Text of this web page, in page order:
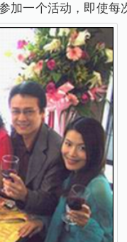
一个活动，即使每